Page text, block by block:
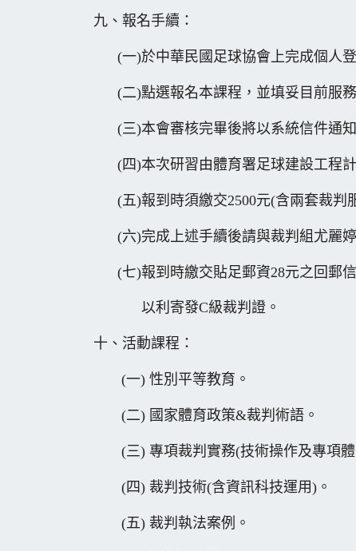
九、報名手續：
(一)於中華民國足球協會上完成個人登
(二)點選報名本課程，並填妥目前服
(三)本會審核完畢後將以系統信件通知
(四)本次研習由體育署足球建設工程計
(五)報到時須繳交2500元(含兩套裁判
(六)完成上述手續後請與裁判組尤麗婷
(七)報到時繳交貼足郵資28元之回郵
以利寄發C級裁判證。
十、活動課程：
(一) 性別平等教育。
(二) 國家體育政策&裁判術語。
(三) 專項裁判實務(技術操作及專項體
(四) 裁判技術(含資訊科技運用)。
(五) 裁判執法案例。